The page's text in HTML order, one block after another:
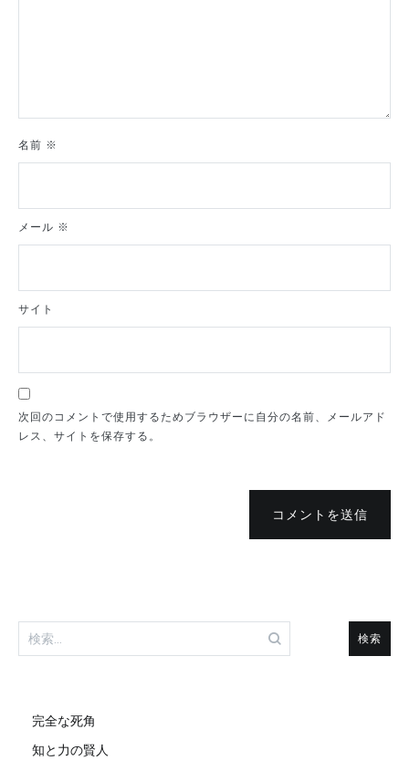
名前 ※
メール ※
サイト
次回のコメントで使用するためブラウザーに自分の名前、メールアド
レス、サイトを保存する。
コメントを送信
検
索:
完全な死角
知と力の賢人